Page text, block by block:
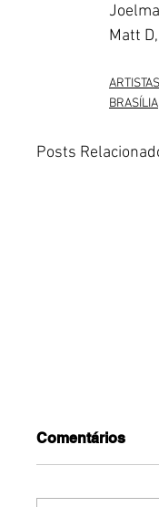
Matt
BRASÍLIA
Posts
Comentários